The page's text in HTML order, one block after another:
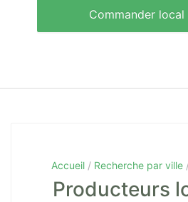
Commander local
Accueil Recherche par ville
Producteurs